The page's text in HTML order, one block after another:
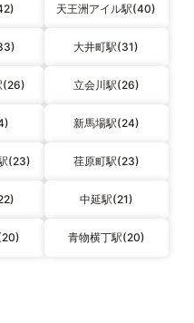
天王洲アイル駅(40)
大井町駅(31)
(26) 立会川駅(26)
新馬場駅(24)
(23) 荏原町駅(23)
中延駅(21)
青物横丁駅(20)